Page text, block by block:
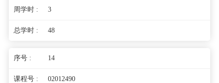
3
48
14
02012490